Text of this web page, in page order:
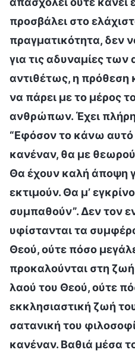
προσβάλει στο
πραγματικότητα, δεν
για τις αδυναμίες
αντιθέτως, η πρόθεση
να πάρει με το μέρος
ανθρώπων. Έχει
“Εφόσον το κάνω
κανέναν, θα με
Θα έχουν καλή άποψη
εκτιμούν. Θα μ’
συμπαθούν”. Δεν τον
υφίστανται τα
Θεού, ούτε πόσο
προκαλούνται στη
λαού του Θεού, ούτε
εκκλησιαστική ζωή
σατανική του
κανέναν. Βαθιά μέσα